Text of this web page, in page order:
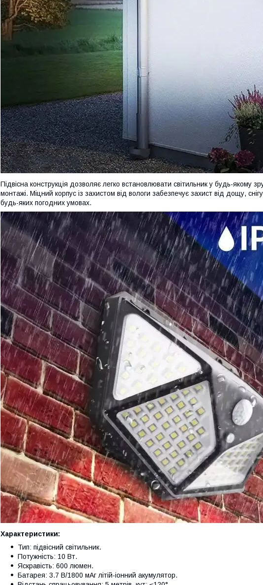
Підвісна конструкція дозволяє легко встановлювати світильник у будь-якому
монтажі. Міцний корпус із захистом від вологи забезпечує захист від дощу,
будь-яких погодних умовах.
Характеристики:
Тип: підвісний світильник.
Потужність: 10 Вт.
Яскравість: 600 люмен.
Батарея: 3.7 В/1800 мАг літій-іонний акумулятор.